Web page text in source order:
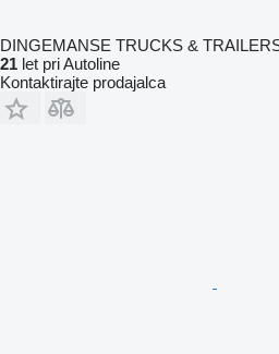
DINGEMANSE TRUCKS &
21 let pri Autoline
Kontaktirajte prodajalca